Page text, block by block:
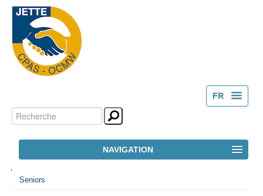
FR
Outils
personnels
Chercher par
Recherche
NAVIGATION
NAVIGATION
Seniors